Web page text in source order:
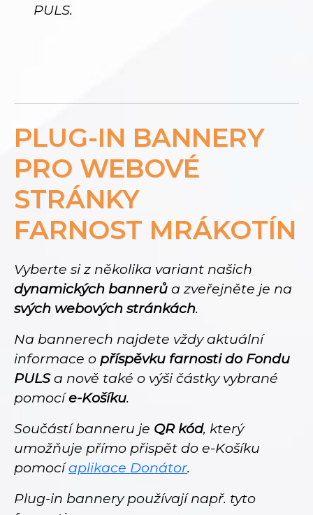
PULS.
PLUG-IN BANNERY
PRO WEBOVÉ
STRÁNKY
FARNOST MRÁKOTÍN
Vyberte si z několika variant našich
dynamických bannerů a zveřejněte je na
svých webových stránkách.
Na bannerech najdete vždy aktuální
informace o příspěvku farnosti do Fondu
PULSa nově také o výši částky vybrané
pomocíe-Košíku.
Součástí banneru je QR kód, který
umožňuje přímo přispět do e-Košíku
pomocíaplikace Donátor.
Plug-in bannery používají např. tyto